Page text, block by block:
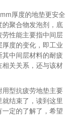
厚度的地垫更安全
聚合物发泡剂，底
性能主要指中间层
度的变化，即工业
中间层材料的耐疲
关关系，还与该材
型抗疲劳地垫主要
结束了，读到这里
定的了解了，希望